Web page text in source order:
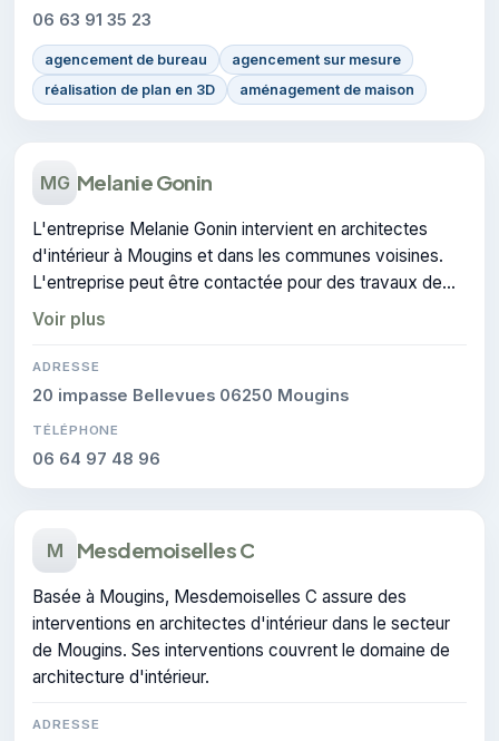
06 63 91 35 23
agencement de bureau
agencement sur mesure
réalisation de plan en 3D
aménagement de maison
MG Melanie Gonin
L'entreprise Melanie Gonin intervient en architectes
d'intérieur à Mougins et dans les communes voisines.
L'entreprise peut être contactée pour des travaux de
architecture d'intérieur.
Voir plus
ADRESSE
20 impasse Bellevues 06250 Mougins
TÉLÉPHONE
06 64 97 48 96
M Mesdemoiselles C
Basée à Mougins, Mesdemoiselles C assure des
interventions en architectes d'intérieur dans le secteur
de Mougins. Ses interventions couvrent le domaine de
architecture d'intérieur.
ADRESSE